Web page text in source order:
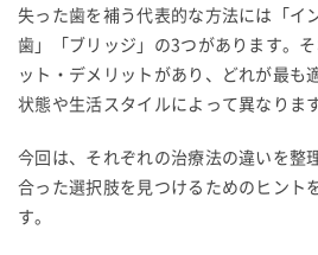
失った歯を補う代表的な方法には「イ
歯」「ブリッジ」の3つがあります。
ット・デメリットがあり、どれが最も
状態や生活スタイルによって異なりま
今回は、それぞれの治療法の違いを整
合った選択肢を見つけるためのヒント
す。